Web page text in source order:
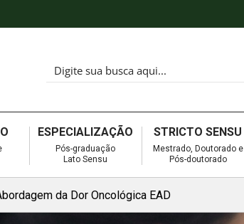
ESPECIALIZAÇÃO
Pós-graduação
Lato Sensu
STRICTO SENSU
Mestrado, Doutorado e
Pós-doutorado
da Dor Oncológica EAD